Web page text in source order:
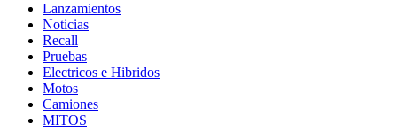
Lanzamientos
Noticias
Recall
Pruebas
Electricos e Hibridos
Motos
Camiones
MITOS